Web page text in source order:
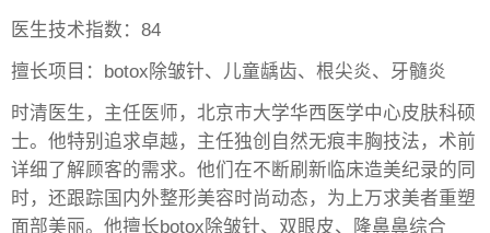
医生技术指数：84
擅长项目：botox除皱针、儿童龋齿、根尖炎、牙髓炎
时清医生，主任医师，北京市大学华西医学中心皮肤科硕
士。他特别追求卓越，主任独创自然无痕丰胸技法，术前
详细了解顾客的需求。他们在不断刷新临床造美纪录的同
时，还跟踪国内外整形美容时尚动态，为上万求美者重塑
面部美丽。他擅长botox除皱针、双眼皮、隆鼻鼻综合